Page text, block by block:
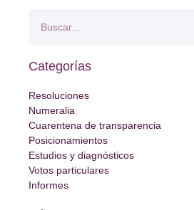
Categorías
Resoluciones
Numeralia
Cuarentena de transparencia
Posicionamientos
Estudios y diagnósticos
Votos particulares
Informes